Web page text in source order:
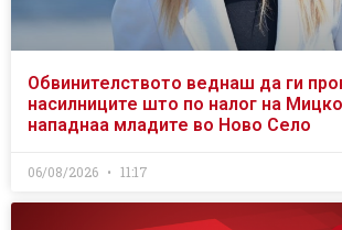
Обвинителството веднаш да ги
насилниците што по налог на
нападнаа младите во Ново Село
06/08/2026 11:17